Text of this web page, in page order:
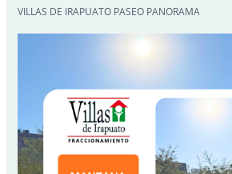
VILLAS DE IRAPUATO PASEO PANORAMA